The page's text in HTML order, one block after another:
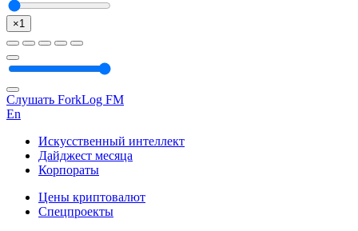
×1
Слушать ForkLog FM
En
Искусственный интеллект
Дайджест месяца
Корпораты
Цены криптовалют
Спецпроекты